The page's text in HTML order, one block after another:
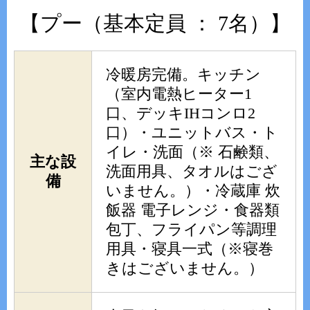
【プー（基本定員 ： 7名）】
主な設
備
冷暖房完備。キッチン
（室内電熱ヒーター1
口、デッキIHコンロ2
口）・ユニットバス・ト
イレ・洗面（※ 石鹸類、
洗面用具、タオルはござ
いません。）・冷蔵庫 炊
飯器 電子レンジ・食器類
包丁、フライパン等調理
用具・寝具一式（※寝巻
きはございません。）